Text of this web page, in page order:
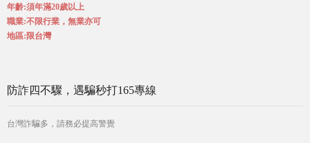
年齡:須年滿20歲以上
職業:不限行業，無業亦可
地區:限台灣
防詐四不驟，遇騙秒打165專線
台灣詐騙多，請務必提高警覺